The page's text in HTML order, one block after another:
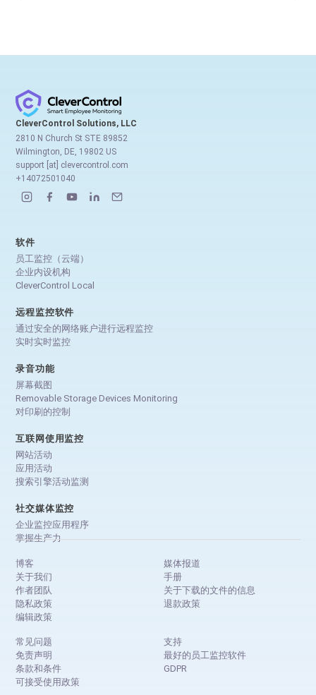
CleverControl Solutions, LLC
2810 N Church St STE 89852
Wilmington, DE, 19802 US
support [at] clevercontrol.com
+14072501040
软件
员工监控（云端）
企业内设机构
CleverControl Local
远程监控软件
通过安全的网络账户进行远程监控
实时实时监控
录音功能
屏幕截图
Removable Storage Devices Monitoring
对印刷的控制
互联网使用监控
网站活动
应用活动
搜索引擎活动监测
社交媒体监控
企业监控应用程序
掌握生产力
博客
关于我们
作者团队
隐私政策
编辑政策
媒体报道
手册
关于下载的文件的信息
退款政策
常见问题
免责声明
条款和条件
可接受使用政策
支持
最好的员工监控软件
GDPR